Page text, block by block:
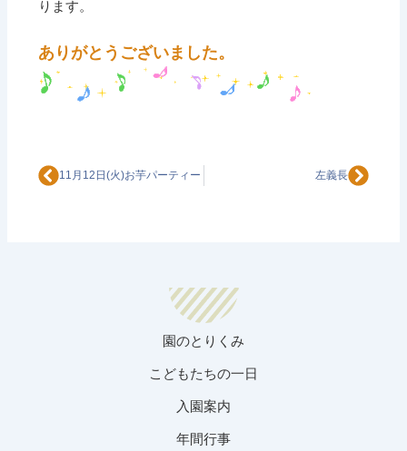
ります。
ありがとうございました。
Prev11月12日(火)お芋パーティー 左義長Next
園のとりくみ
こどもたちの一日
入園案内
年間行事